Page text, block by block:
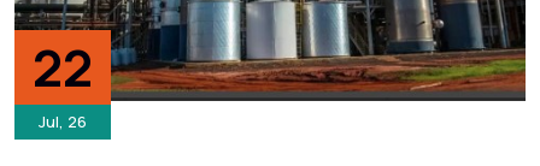
22
Jul, 26